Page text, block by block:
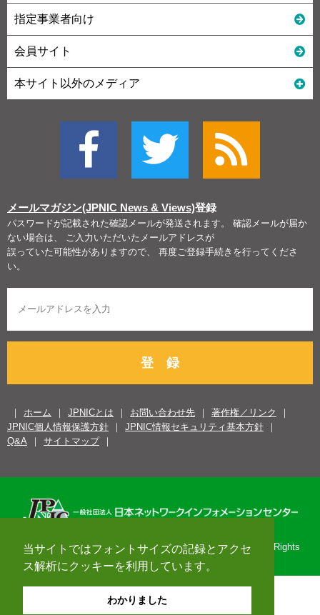
当サイトではフォントサイズの記録とアクセ
ス解析にクッキーを利用しています。
わかりました
指定事業者向け
会員サイト
本サイト以外のメディア
メールマガジン(JPNIC News & Views)登録
パスワードが記載された確認メールが発送されます。 確認メールが届か
ない場合は、 ご入力いただいたメールアドレスが
誤っていた可能性がありますので、 再度ご登録手続きを行ってくださ
い。
登 録
ホーム JPNICとは お問い合わせ先
著作権／リンク
JPNIC個人情報保護方針
JPNIC情報セキュリティ基本方針
Q&A
サイトマップ
Copyright© 1996-2026 Japan Network Information Center. All Rights
Reserved.